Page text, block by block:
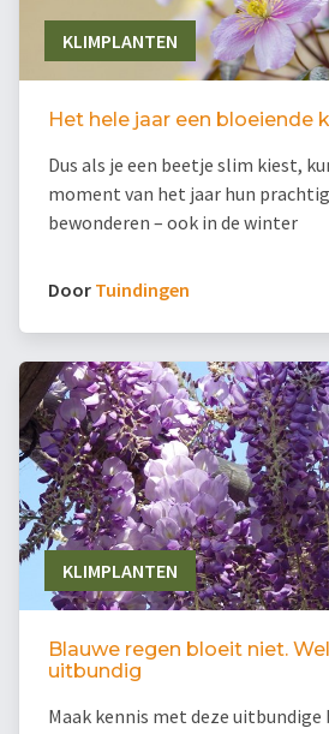
KLIMPLANTEN
Het hele jaar een bloeiende
Dus als je een beetje slim kiest,
moment van het jaar hun
bewonderen – ook in de winter
Door Tuindingen
KLIMPLANTEN
Blauwe regen bloeit niet.
uitbundig
Maak kennis met deze uitbundige